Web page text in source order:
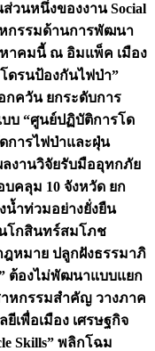
วนหนึ่งของงาน Social
มหกรรมด้านการพัฒนา
หาคมนี้ ณ อิมแพ็ค เมือง
ดรนป้องกันไฟป่า”
ควัน ยกระดับการ
บ “ศูนย์ปฏิบัติการโด
การไฟป่าและฝุ่น
ลงานวิจัยรับมืออุทกภัย
คลุม 10 จังหวัด ยก
น้ำท่วมอย่างยั่งยืน
โกสินทร์สมโภช
หมาย ปลูกฝังธรรมาภิ
ต้องไม่พัฒนาแบบแยก
าหกรรมสำคัญ วางภาค
เพื่อเมือง เศรษฐกิจ
Skills” พลิกโฉม